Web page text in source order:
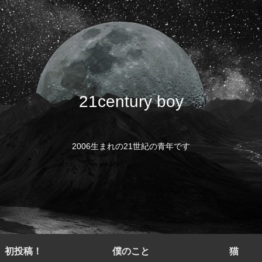
21century boy
2006生まれの21世紀の青年です
初投稿！ 僕のこと 猫